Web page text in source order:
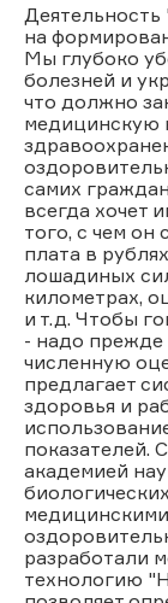
на
Мы глубоко
болезней и
что должно
медицинскую
самих
всегда хочет
того, с чем он
плата в
лошадиных
километрах,
и т.д. Чтобы
- надо прежде
численную
предлагает
здоровья и
показателей.
академией
разработали
технологию